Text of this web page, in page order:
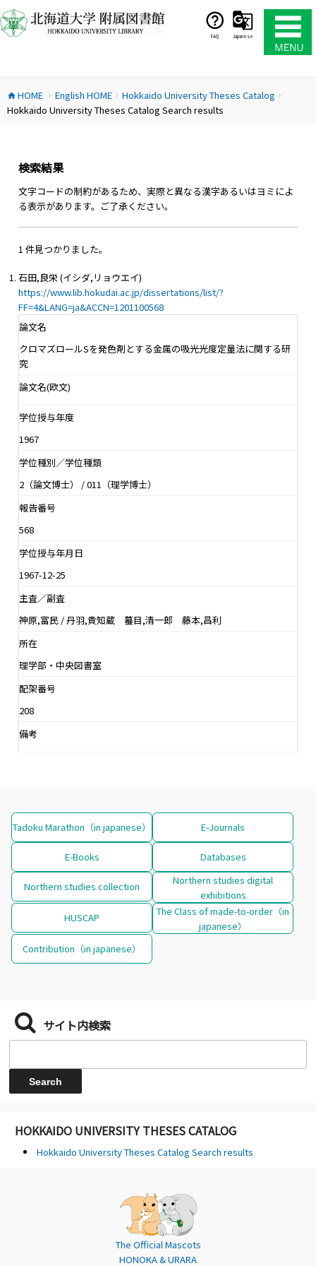
ン
テ
ス
キ
FAQ Japanese
home HOME chevron_right English HOMEchevron_right Hokkaido University Theses Catalog chevron_right
Hokkaido University Theses Catalog Search results
検索結果
文字コードの制約があるため、実際と異なる漢字あるいはヨミによ
る表示があります。ご了承ください。
1 件見つかりました。
石田,良栄 (イシダ,リョウエイ)
https://www.lib.hokudai.ac.jp/dissertations/list/?
FF=4&LANG=ja&ACCN=1201100568
論文名
クロマズロールSを発色剤とする金属の吸光光度定量法に関する研
究
論文名(欧文)
学位授与年度
1967
学位種別／学位種類
2（論文博士） / 011（理学博士）
報告番号
568
学位授与年月日
1967-12-25
主査／副査
神原,富民 / 丹羽,貴知蔵 蟇目,清一郎 藤本,昌利
所在
理学部・中央図書室
配架番号
208
備考
Tadoku Marathon（in japanese） E-Journals
E-Books Databases
Northern studies collection
Northern studies digital
exhibitions
HUSCAP
The Class of made-to-order（in
japanese）
Contribution（in japanese）
サイト内検索
HOKKAIDO UNIVERSITY THESES CATALOG
Hokkaido University Theses Catalog Search results
The Official Mascots
HONOKA & URARA